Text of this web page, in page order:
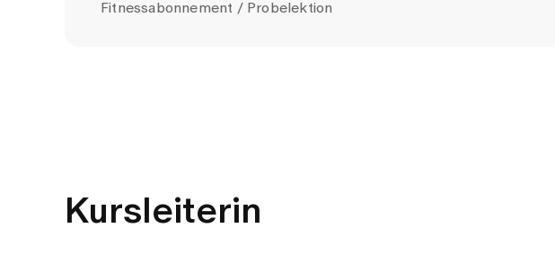
Fitnessabonnement / Probelektion
Kursleiterin